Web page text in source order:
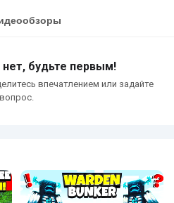
будьте первым!
впечатлением или задайте
вопрос.